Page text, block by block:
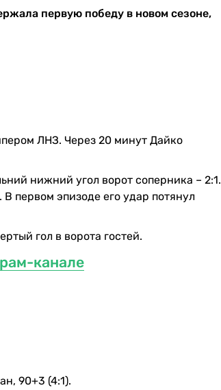
первую победу в новом сезоне,
ЛНЗ. Через 20 минут Дайко
нижний угол ворот соперника – 2:1.
первом эпизоде его удар потянул
гол в ворота гостей.
канале
90+3 (4:1).